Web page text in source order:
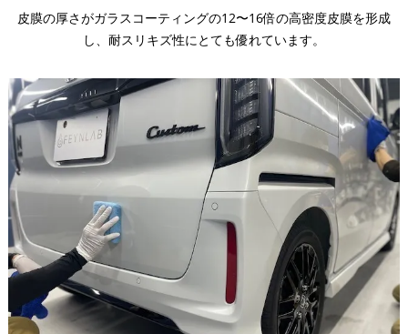
皮膜の厚さがガラスコーティングの12〜16倍の高密度皮膜を形成
し、耐スリキズ性にとても優れています。